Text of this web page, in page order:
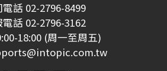
話 02-2796-8499
話 02-2796-3162
18:00 (周一至周五)